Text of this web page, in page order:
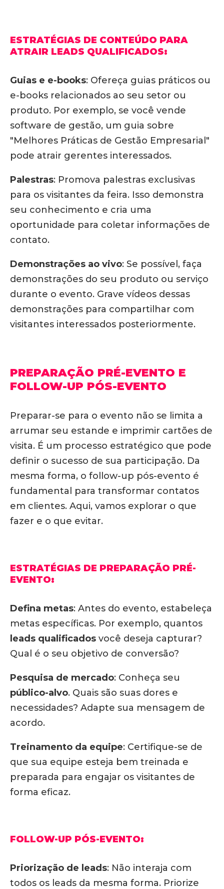
ESTRATÉGIAS DE CONTEÚDO PARA
ATRAIR LEADS QUALIFICADOS:
Guias e e-books: Ofereça guias práticos ou
e-books relacionados ao seu setor ou
produto. Por exemplo, se você vende
software de gestão, um guia sobre
"Melhores Práticas de Gestão Empresarial"
pode atrair gerentes interessados.
Palestras: Promova palestras exclusivas
para os visitantes da feira. Isso demonstra
seu conhecimento e cria uma
oportunidade para coletar informações de
contato.
Demonstrações ao vivo: Se possível, faça
demonstrações do seu produto ou serviço
durante o evento. Grave vídeos dessas
demonstrações para compartilhar com
visitantes interessados posteriormente.
PREPARAÇÃO PRÉ-EVENTO E
FOLLOW-UP PÓS-EVENTO
Preparar-se para o evento não se limita a
arrumar seu estande e imprimir cartões de
visita. É um processo estratégico que pode
definir o sucesso de sua participação. Da
mesma forma, o follow-up pós-evento é
fundamental para transformar contatos
em clientes. Aqui, vamos explorar o que
fazer e o que evitar.
ESTRATÉGIAS DE PREPARAÇÃO PRÉ-
EVENTO:
Defina metas: Antes do evento, estabeleça
metas específicas. Por exemplo, quantos
leads qualificados você deseja capturar?
Qual é o seu objetivo de conversão?
Pesquisa de mercado: Conheça seu
público-alvo. Quais são suas dores e
necessidades? Adapte sua mensagem de
acordo.
Treinamento da equipe: Certifique-se de
que sua equipe esteja bem treinada e
preparada para engajar os visitantes de
forma eficaz.
FOLLOW-UP PÓS-EVENTO:
Priorização de leads: Não interaja com
todos os leads da mesma forma. Priorize